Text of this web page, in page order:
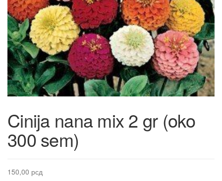
Cinija nana mix 2 gr (oko
300 sem)
150,00 рсд